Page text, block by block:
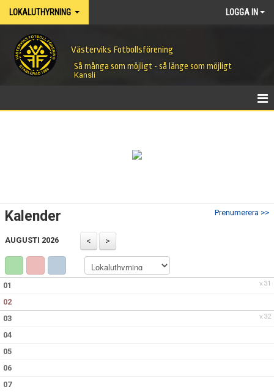
LOKALUTHYRNING LOGGA IN
Västerviks Fotbollsförening
Så många som möjligt - så länge som möjligt
Kansli
Prenumerera >>
Kalender
AUGUSTI 2026
v.31
01
02
v.32
03
04
05
06
07